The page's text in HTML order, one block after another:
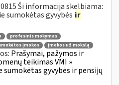
Ši informacija skelbiama:
sumokėtas gyvybės ir
profesinis mokymas
įmokos įmokos už mokslą
Prašymai, pažymos ir
teikimas VMI »
gyvybės ir pensijų